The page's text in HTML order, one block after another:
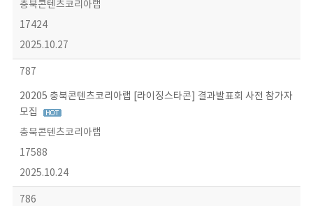
충북콘텐츠코리아랩
17424
2025.10.27
787
20205 충북콘텐츠코리아랩 [라이징스타콘] 결과발표회 사전 참가자
모집
충북콘텐츠코리아랩
17588
2025.10.24
786